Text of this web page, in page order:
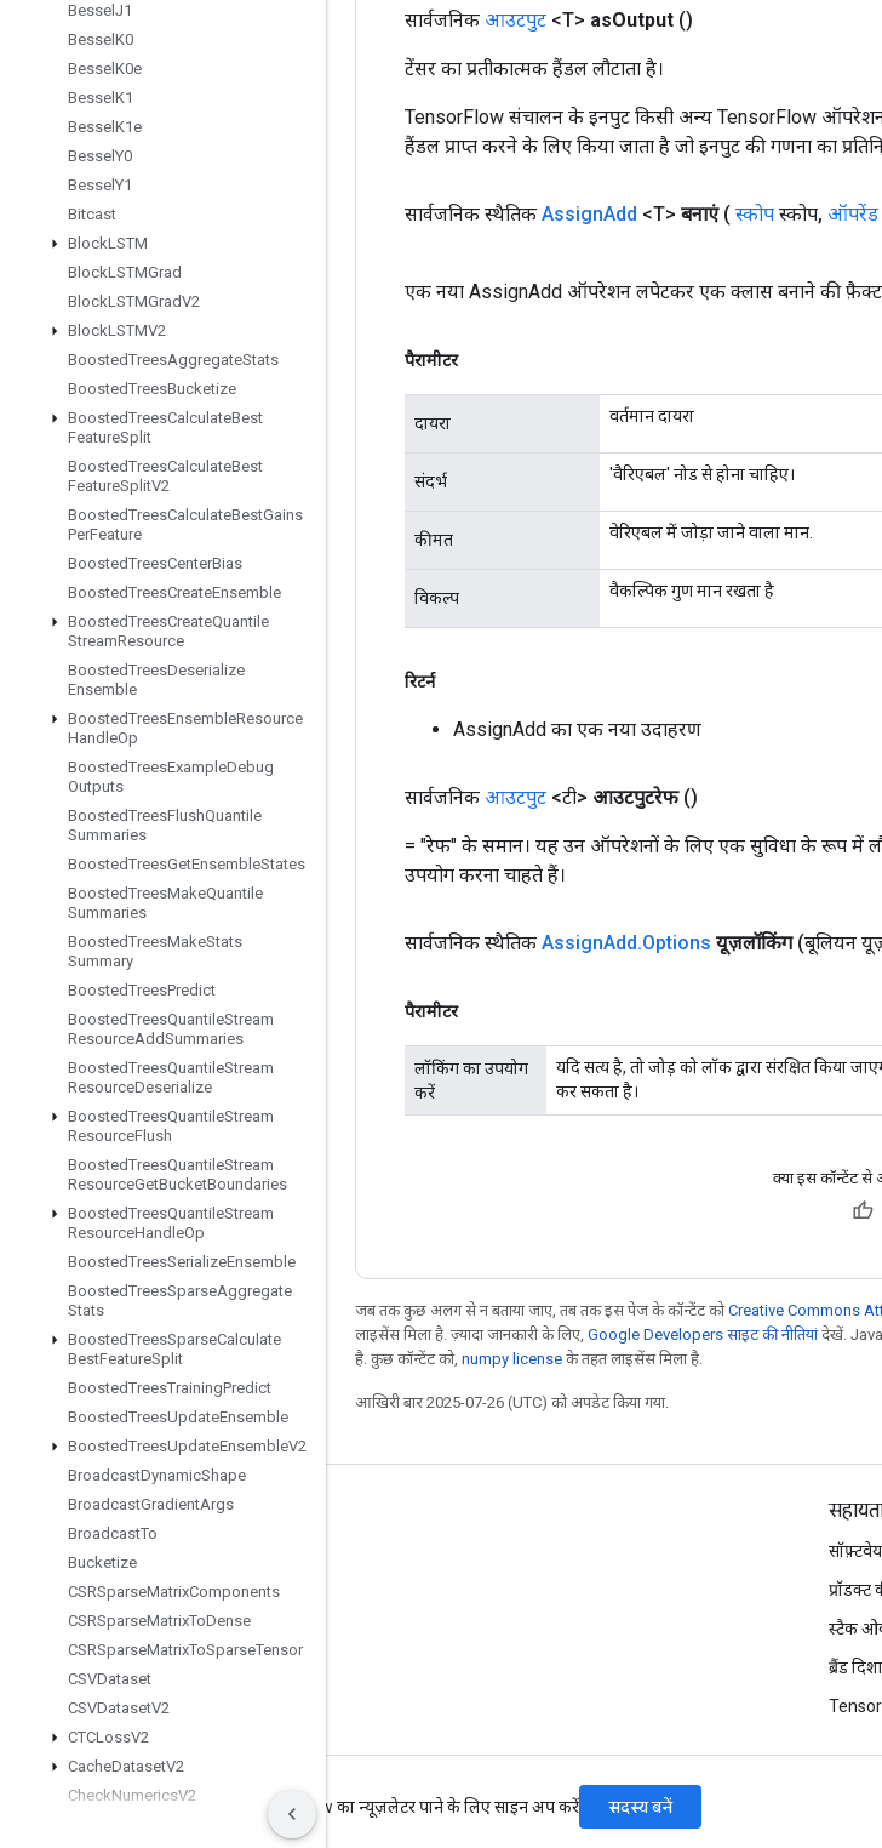
Bessel J1
Bessel K0
Bessel K0e
Bessel K1
Bessel K1e
Bessel Y0
Bessel Y1
Bitcast
BlockLSTM
BlockLSTMGrad
BlockLSTMGradV2
BlockLSTMV2
BoostedTreesAggregateStats
BoostedTreesBucketize
BoostedTreesCalculateBest
FeatureSplit
BoostedTreesCalculateBest
FeatureSplitV2
BoostedTreesCalculateBestGains
PerFeature
BoostedTreesCenterBias
BoostedTreesCreateEnsemble
BoostedTreesCreateQuantile
StreamResource
BoostedTreesDeserialize
Ensemble
BoostedTreesEnsembleResource
HandleOp
BoostedTreesExampleDebug
Outputs
BoostedTreesFlushQuantile
Summaries
BoostedTreesGetEnsembleStates
BoostedTreesMakeQuantile
Summaries
BoostedTreesMakeStats
Summary
BoostedTreesPredict
BoostedTreesQuantileStream
ResourceAddSummaries
BoostedTreesQuantileStream
ResourceDeserialize
BoostedTreesQuantileStream
ResourceFlush
BoostedTreesQuantileStream
ResourceGetBucketBoundaries
BoostedTreesQuantileStream
ResourceHandleOp
BoostedTreesSerializeEnsemble
BoostedTreesSparseAggregate
Stats
BoostedTreesSparseCalculate
BestFeatureSplit
BoostedTreesTrainingPredict
BoostedTreesUpdateEnsemble
BoostedTreesUpdateEnsembleV2
BroadcastDynamicShape
BroadcastGradientArgs
BroadcastTo
Bucketize
CSRSparseMatrixComponents
CSRSparseMatrixToDense
CSRSparseMatrixToSparseTensor
CSVDataset
CSVDatasetV2
CTCLossV2
CacheDatasetV2
CheckNumericsV2
सार्वजनिक आउटपुट <T> asOutput ()
टेंसर का प्रतीकात्मक हैंडल लौटाता है।
TensorFlow संचालन के इनपुट किसी अन्य TensorFlow
हैंडल प्राप्त करने के लिए किया जाता है जो इनपुट की गणना का
सार्वजनिक स्थैतिक AssignAdd <T> बनाएं ( स्कोप स्कोप, ऑपरेंड
एक नया AssignAdd ऑपरेशन लपेटकर एक क्लास बनाने की
पैरामीटर
दायरा वर्तमान दायरा
संदर्भ 'वैरिएबल' नोड से होना चाहिए।
कीमत वेरिएबल में जोड़ा जाने वाला मान.
विकल्प वैकल्पिक गुण मान रखता है
रिटर्न
AssignAdd का एक नया उदाहरण
सार्वजनिक आउटपुट <टी> आउटपुटरेफ ()
= "रेफ" के समान। यह उन ऑपरेशनों के लिए एक सुविधा के रूप में
उपयोग करना चाहते हैं।
सार्वजनिक स्थैतिक AssignAdd.Options यूज़लॉकिंग (बूलियन
पैरामीटर
लॉकिंग का उपयोग
करें
यदि सत्य है, तो जोड़ को लॉक द्वारा संरक्षित किया
कर सकता है।
क्या इस कॉन्टेंट से
जब तक कुछ अलग से न बताया जाए, तब तक इस पेज के कॉन्टेंट कोCreative Commons
लाइसेंस मिला है. ज़्यादा जानकारी के लिए, Google Developers साइट की नीतियांदेखें. Java,
है. कुछ कॉन्टेंट को, numpy license के तहत लाइसेंस मिला है.
आखिरी बार 2025-07-26 (UTC) को अपडेट किया गया.
जुड़े रहें
GitHub
YouTube
प्रॉडक्ट
स्टैक
ब्रैंड
निजता Manage cookies TensorFlow का न्यूज़लेटर पाने के लिए साइन अप करें सदस्य बनें